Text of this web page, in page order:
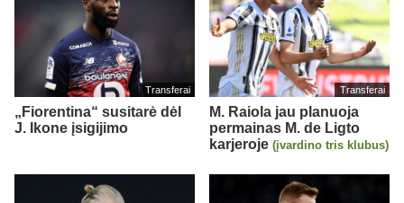
Transferai
„Fiorentina“ susitarė dėl
J. Ikone įsigijimo
Transferai
M. Raiola jau planuoja
permainas M. de Ligto
karjeroje (įvardino tris klubus)